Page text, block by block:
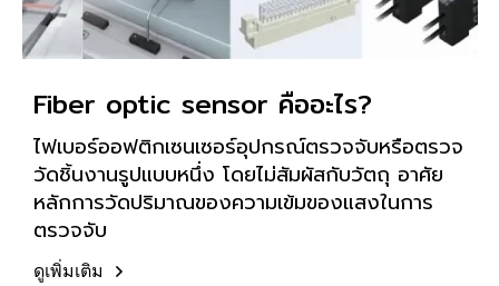
Fiber optic sensor คืออะไร?
ไฟเบอร์ออฟติกเซนเซอร์อุปกรณ์ตรวจจับหรือตรวจ
วัดชิ้นงานรูปแบบหนึ่ง โดยไม่สัมผัสกับวัตถุ อาศัย
หลักการวัดปริมาณของความเข้มของแสงในการ
ตรวจจับ
ดูเพิ่มเติม